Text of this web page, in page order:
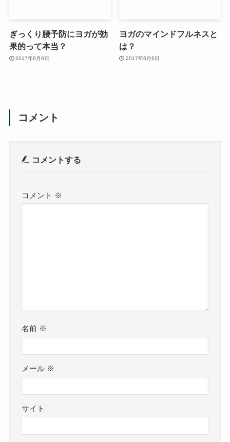
ぎっくり腰予防にヨガが効
果的って本当？
2017年6月6日
ヨガのマインドフルネスと
は？
2017年6月6日
コメント
コメントする
コメント ※
名前 ※
メール ※
サイト